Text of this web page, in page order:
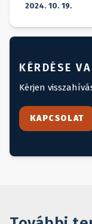
2024. 10. 19.
KÉRDÉSE
Kérjen
KAPCSOLAT